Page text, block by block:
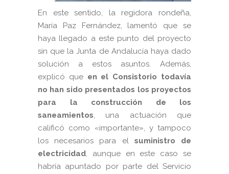
En este sentido, la regidora rondeña,
María Paz Fernández, lamentó que se
haya llegado a este punto del proyecto
sin que la Junta de Andalucía haya dado
solución a estos asuntos. Además,
explicó que en el Consistorio todavía
no han sido presentados los proyectos
para la construcción de los
saneamientos, una actuación que
calificó como «importante», y tampoco
los necesarios para el suministro de
electricidad, aunque en este caso se
habría apuntado por parte del Servicio